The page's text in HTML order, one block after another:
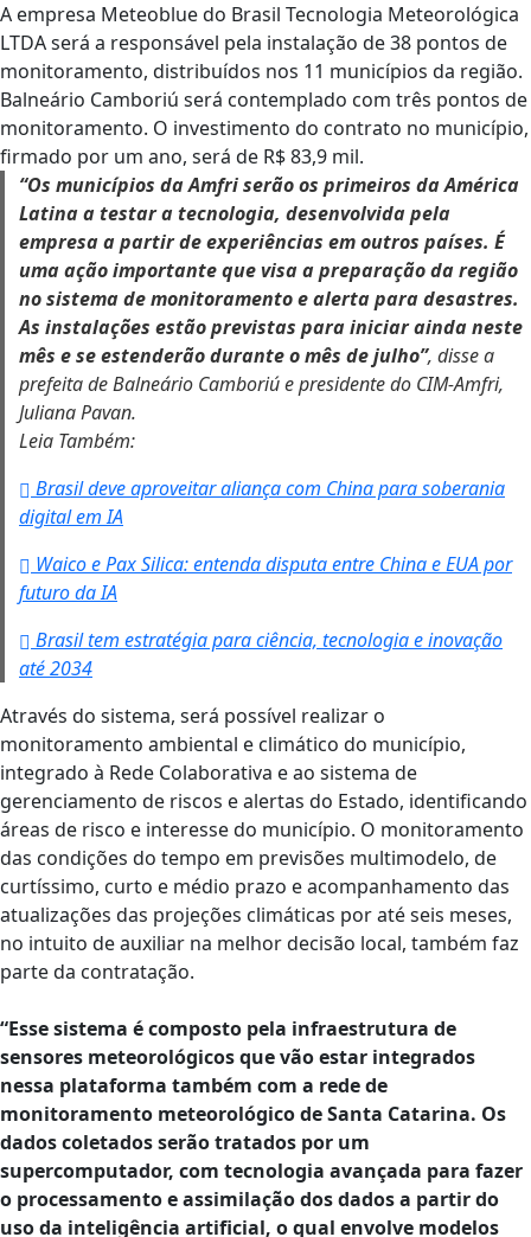
A empresa Meteoblue do Brasil Tecnologia Meteorológica
LTDA será a responsável pela instalação de 38 pontos de
monitoramento, distribuídos nos 11 municípios da região.
Balneário Camboriú será contemplado com três pontos de
monitoramento. O investimento do contrato no município,
firmado por um ano, será de R$ 83,9 mil.
“Os municípios da Amfri serão os primeiros da América
Latina a testar a tecnologia, desenvolvida pela
empresa a partir de experiências em outros países. É
uma ação importante que visa a preparação da região
no sistema de monitoramento e alerta para desastres.
As instalações estão previstas para iniciar ainda neste
mês e se estenderão durante o mês de julho”, disse a
prefeita de Balneário Camboriú e presidente do CIM-Amfri,
Juliana Pavan.
Leia Também:
Brasil deve aproveitar aliança com China para soberania
digital em IA
Waico e Pax Silica: entenda disputa entre China e EUA por
futuro da IA
Brasil tem estratégia para ciência, tecnologia e inovação
até 2034
Através do sistema, será possível realizar o
monitoramento ambiental e climático do município,
integrado à Rede Colaborativa e ao sistema de
gerenciamento de riscos e alertas do Estado, identificando
áreas de risco e interesse do município. O monitoramento
das condições do tempo em previsões multimodelo, de
curtíssimo, curto e médio prazo e acompanhamento das
atualizações das projeções climáticas por até seis meses,
no intuito de auxiliar na melhor decisão local, também faz
parte da contratação.
“Esse sistema é composto pela infraestrutura de
sensores meteorológicos que vão estar integrados
nessa plataforma também com a rede de
monitoramento meteorológico de Santa Catarina. Os
dados coletados serão tratados por um
supercomputador, com tecnologia avançada para fazer
o processamento e assimilação dos dados a partir do
uso da inteligência artificial, o qual envolve modelos